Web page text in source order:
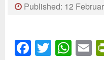
Published: 12
Facebook
Twitter